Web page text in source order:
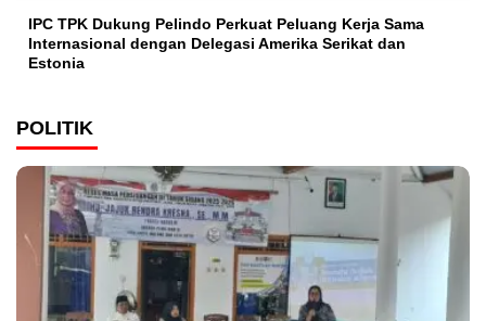
IPC TPK Dukung Pelindo Perkuat Peluang Kerja Sama
Internasional dengan Delegasi Amerika Serikat dan
Estonia
POLITIK